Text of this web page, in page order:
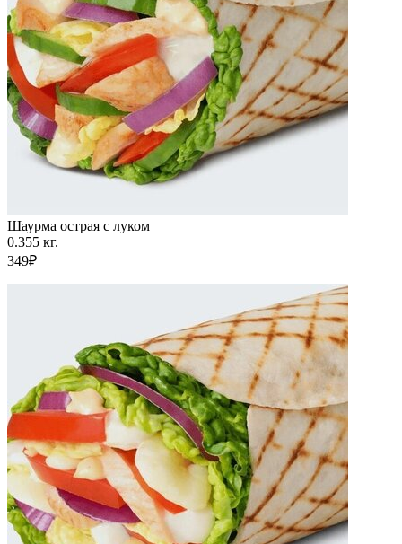
Шаурма острая с луком
0.355 кг.
349₽